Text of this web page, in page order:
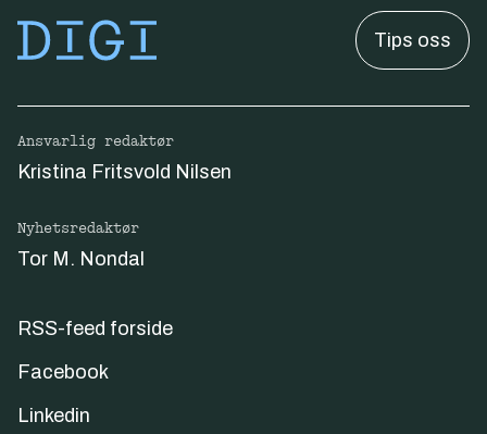
Tips oss
Ansvarlig redaktør
Kristina Fritsvold Nilsen
Nyhetsredaktør
Tor M. Nondal
RSS-feed forside
Facebook
Linkedin